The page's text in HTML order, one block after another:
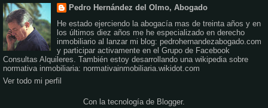
Pedro Hernández del Olmo, Abogado
He estado ejerciendo la abogacía mas de treinta años y en
los últimos diez años me he especializado en derecho
inmobiliario al lanzar mi blog: pedrohernandezabogado.com
y participar activamente en el Grupo de Facebook
Consultas Alquileres. También estoy desarrollando una wikipedia sobre
normativa inmobiliaria: normativainmobiliaria.wikidot.com
Ver todo mi perfil
Con la tecnología de Blogger.